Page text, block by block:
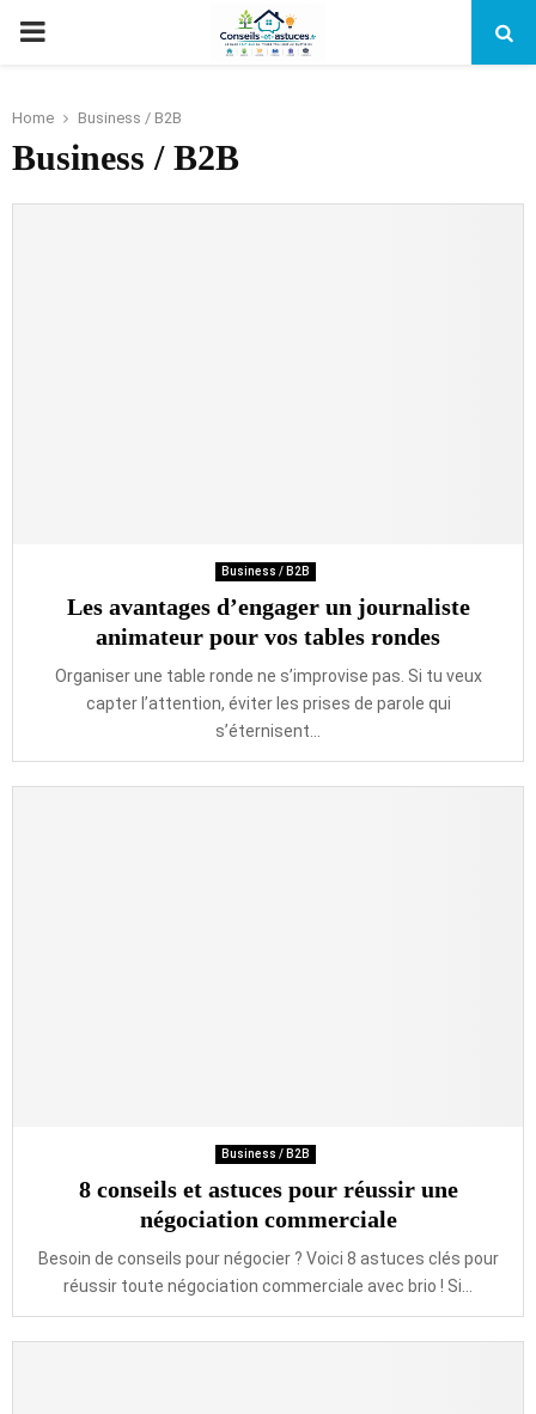
PRIMARY
Home Business / B2B
Business / B2B
Business / B2B
Les avantages d’engager un journaliste
animateur pour vos tables rondes
Organiser une table ronde ne s’improvise pas. Si tu veux
capter l’attention, éviter les prises de parole qui
s’éternisent...
Business / B2B
8 conseils et astuces pour réussir une
négociation commerciale
Besoin de conseils pour négocier ? Voici 8 astuces clés pour
réussir toute négociation commerciale avec brio ! Si...